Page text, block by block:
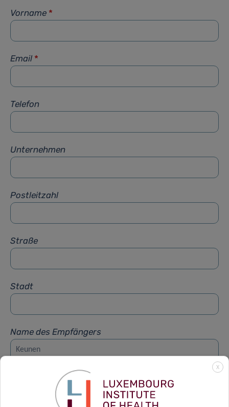
Vorname *
Email *
Telefon
Unternehmen
Postleitzahl
Straße
Stadt
Name des Empfängers
Vorname des Empfängers
X